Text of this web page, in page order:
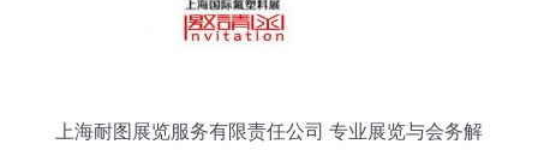
上海耐图展览服务有限责任公司 专业展览与会务解